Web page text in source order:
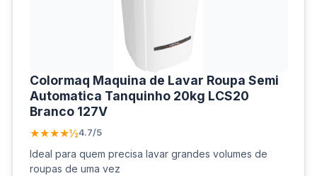
Colormaq Maquina de Lavar Roupa Semi
Automatica Tanquinho 20kg LCS20
Branco 127V
★★★★½4.7/5
Ideal para quem precisa lavar grandes volumes de
roupas de uma vez